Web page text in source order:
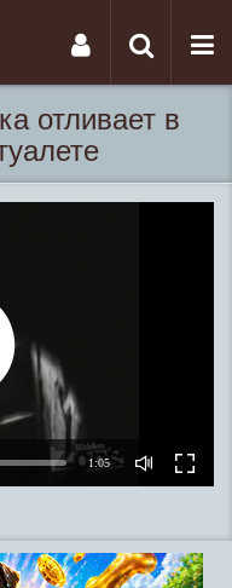
Toggle
отливает в
1:05